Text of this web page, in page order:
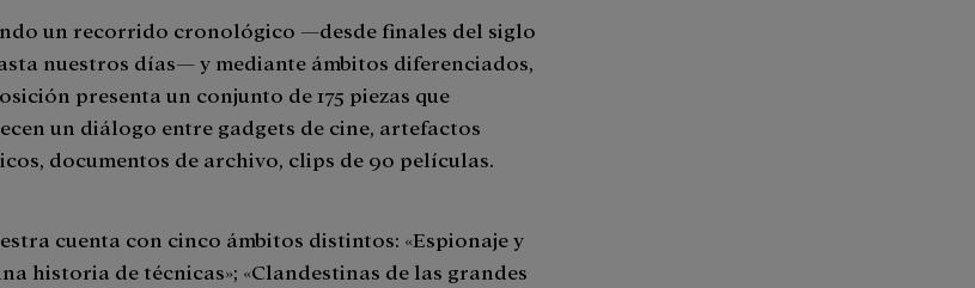
un recorrido cronológico —desde finales del siglo
nuestros días— y mediante ámbitos diferenciados,
presenta un conjunto de 175 piezas que
un diálogo entre gadgets de cine, artefactos
documentos de archivo, clips de 90 películas.
cuenta con cinco ámbitos distintos: «Espionaje y
historia de técnicas»; «Clandestinas de las grandes